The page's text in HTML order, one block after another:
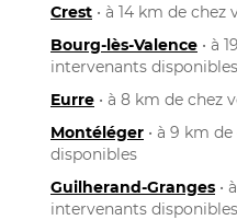
Crest • à 14 km de
Bourg-lès-Valence • à
intervenants disponibles
Eurre • à 8 km de chez
Montéléger • à 9 km
disponibles
Guilherand-Granges •
intervenants disponibles